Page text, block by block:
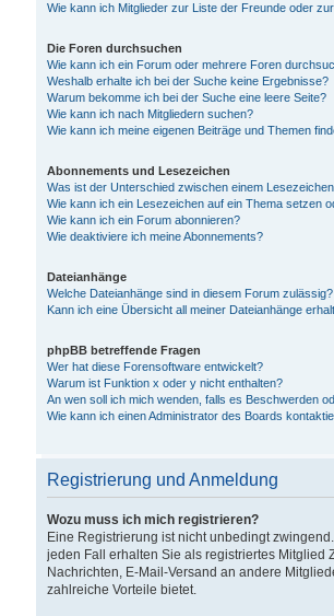
Wie kann ich Mitglieder zur Liste der Freunde oder
Die Foren durchsuchen
Wie kann ich ein Forum oder mehrere Foren
Weshalb erhalte ich bei der Suche keine Ergebnisse?
Warum bekomme ich bei der Suche eine leere Seite?
Wie kann ich nach Mitgliedern suchen?
Wie kann ich meine eigenen Beiträge und Themen
Abonnements und Lesezeichen
Was ist der Unterschied zwischen einem
Wie kann ich ein Lesezeichen auf ein Thema setzen
Wie kann ich ein Forum abonnieren?
Wie deaktiviere ich meine Abonnements?
Dateianhänge
Welche Dateianhänge sind in diesem Forum zulässig?
Kann ich eine Übersicht all meiner Dateianhänge
phpBB betreffende Fragen
Wer hat diese Forensoftware entwickelt?
Warum ist Funktion x oder y nicht enthalten?
An wen soll ich mich wenden, falls es Beschwerden
Wie kann ich einen Administrator des Boards
Registrierung und Anmeldung
Wozu muss ich mich registrieren?
Eine Registrierung ist nicht unbedingt
jeden Fall erhalten Sie als registriertes Mitglied
Nachrichten, E-Mail-Versand an andere
zahlreiche Vorteile bietet.